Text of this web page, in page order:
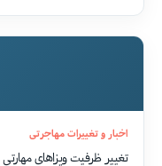
اخبار و تغییرات مهاجرتی
تغییر ظرفیت ویزاهای مهارتی و